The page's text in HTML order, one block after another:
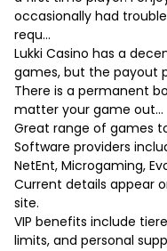
occasionally had
requ…
Lukki Casino has a
games, but the payout
There is a permanent
matter your game out…
Great range of games
Software providers
NetEnt, Microgaming,
Current details appear
site.
VIP benefits include
limits, and personal